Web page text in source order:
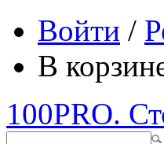
Войти /
В
100PRO.